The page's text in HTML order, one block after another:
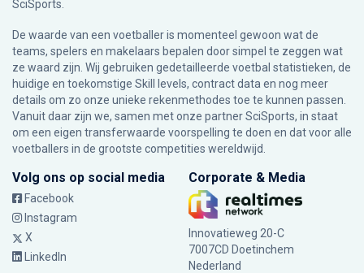
SciSports
De waarde van een voetballer is momenteel gewoon wat de
teams, spelers en makelaars bepalen door simpel te zeggen wat
ze waard zijn. Wij gebruiken gedetailleerde voetbal statistieken, de
huidige en toekomstige Skill levels, contract data en nog meer
details om zo onze unieke rekenmethodes toe te kunnen passen.
Vanuit daar zijn we, samen met onze partner SciSports, in staat
om een eigen transferwaarde voorspelling te doen en dat voor alle
voetballers in de grootste competities wereldwijd.
Volg ons op social media
Facebook
Instagram
X
LinkedIn
Corporate & Media
Innovatieweg 20-C
7007CD Doetinchem
Nederland